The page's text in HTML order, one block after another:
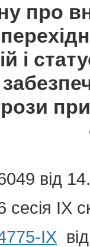
про
і
від
сесія IX
IX